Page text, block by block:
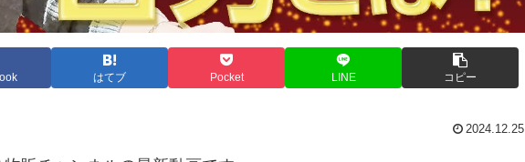
はてブ Pocket LINE コピー
2024.12.25